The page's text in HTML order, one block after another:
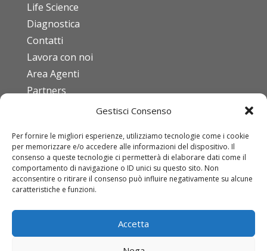
Gestisci Consenso
Per fornire le migliori esperienze, utilizziamo tecnologie come i cookie
per memorizzare e/o accedere alle informazioni del dispositivo. Il
consenso a queste tecnologie ci permetterà di elaborare dati come il
comportamento di navigazione o ID unici su questo sito. Non
acconsentire o ritirare il consenso può influire negativamente su alcune
caratteristiche e funzioni.
Accetta
Life Science
Diagnostica
Contatti
Lavora con noi
Area Agenti
Partners
Codice etico
ISO 9001:2015
Download DURC
Condizioni di vendita
Mod. Org. D.Lgs 231/01